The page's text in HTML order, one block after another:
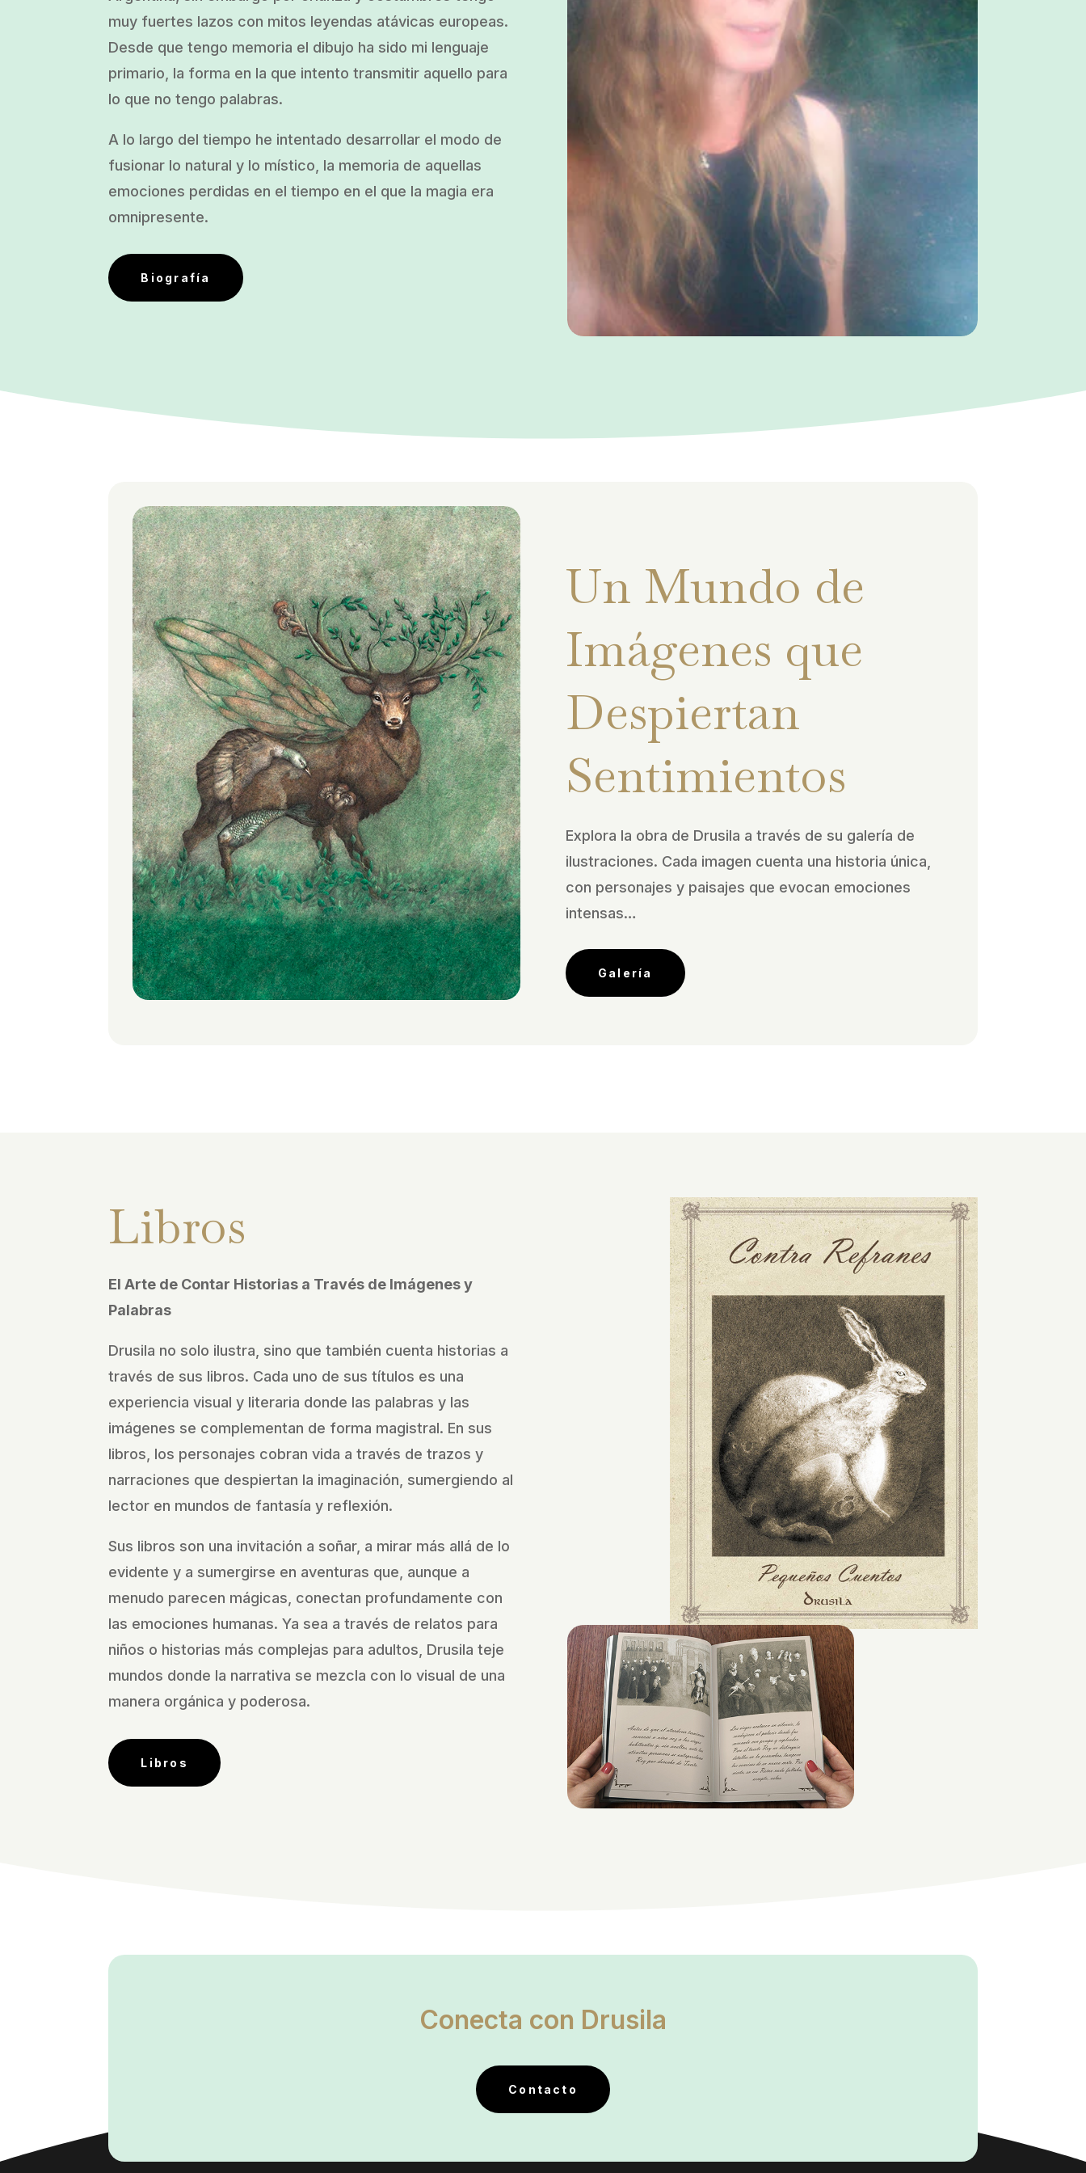
muy fuertes lazos con mitos leyendas atávicas europeas.
Desde que tengo memoria el dibujo ha sido mi lenguaje
primario, la forma en la que intento transmitir aquello para
lo que no tengo palabras.
A lo largo del tiempo he intentado desarrollar el modo de
fusionar lo natural y lo místico, la memoria de aquellas
emociones perdidas en el tiempo en el que la magia era
omnipresente.
Biografía
Un Mundo de
Imágenes que
Despiertan
Sentimientos
Explora la obra de Drusila a través de su galería de
ilustraciones. Cada imagen cuenta una historia única,
con personajes y paisajes que evocan emociones
intensas…
Galería
Libros
El Arte de Contar Historias a Través de Imágenes y
Palabras
Drusila no solo ilustra, sino que también cuenta historias a
través de sus libros. Cada uno de sus títulos es una
experiencia visual y literaria donde las palabras y las
imágenes se complementan de forma magistral. En sus
libros, los personajes cobran vida a través de trazos y
narraciones que despiertan la imaginación, sumergiendo al
lector en mundos de fantasía y reflexión.
Sus libros son una invitación a soñar, a mirar más allá de lo
evidente y a sumergirse en aventuras que, aunque a
menudo parecen mágicas, conectan profundamente con
las emociones humanas. Ya sea a través de relatos para
niños o historias más complejas para adultos, Drusila teje
mundos donde la narrativa se mezcla con lo visual de una
manera orgánica y poderosa.
Libros
Conecta con Drusila
Contacto